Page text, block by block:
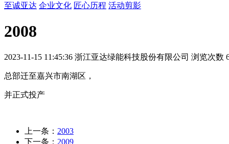
至诚亚达 企业文化 匠心历程 活动剪影
2008
2023-11-15 11:45:36 浙江亚达绿能科技股份有限公司 浏览次数
总部迁至嘉兴市南湖区，
并正式投产
上一条： 2003
下一条： 2009